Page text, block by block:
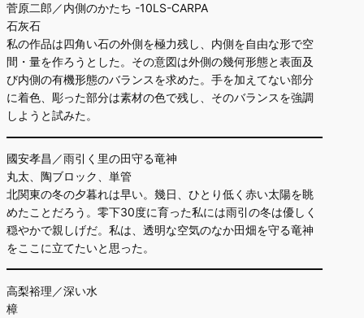
菅原二郎／内側のかたち -10LS-CARPA
石灰石
私の作品は四角い石の外側を極力残し、内側を自由な形で空
間・量を作ろうとした。その意図は外側の幾何形態と表面及
び内側の有機形態のバランスを求めた。手を加えてない部分
に着色、彫った部分は素材の色で残し、そのバランスを強調
しようと試みた。
國安孝昌／雨引く里の田守る竜神
丸太、陶ブロック、単管
北関東の冬の夕暮れは早い。幾日、ひとり低く赤い太陽を眺
めたことだろう。零下30度に育った私には雨引の冬は優しく
穏やかで親しげだ。私は、透明な空気のなか田畑を守る竜神
をここに立てたいと思った。
高梨裕理／深い水
樟